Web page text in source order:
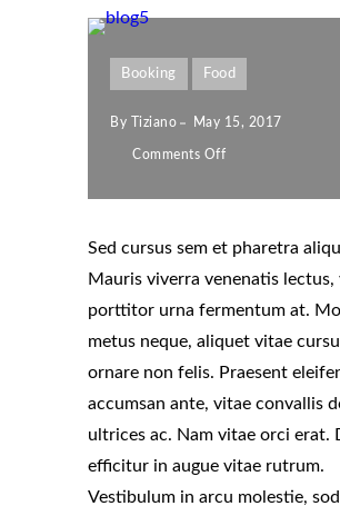
Booking Food
By Tiziano May 15, 2017
Comments Off
Sed cursus sem et pharetra
Mauris viverra venenatis lectus,
porttitor urna fermentum at.
metus neque, aliquet vitae
ornare non felis. Praesent
accumsan ante, vitae convallis
ultrices ac. Nam vitae orci erat.
efficitur in augue vitae rutrum.
Vestibulum in arcu molestie,